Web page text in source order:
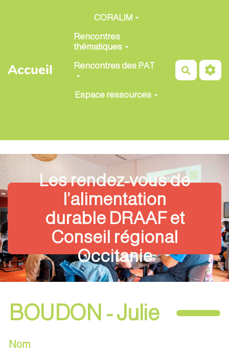
Aller au contenu principal
Accueil
CORALIM
Rencontres
thématiques
Rencontres des PAT
Espace ressources
Les rendez-vous de
l’alimentation
durable DRAAF et
Conseil régional
Occitanie
BOUDON - Julie
Nom